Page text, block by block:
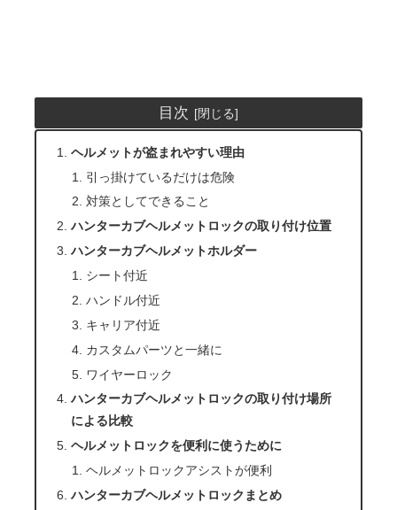
目次
ヘルメットが盗まれやすい理由
引っ掛けているだけは危険
対策としてできること
ハンターカブヘルメットロックの取り付け位置
ハンターカブヘルメットホルダー
シート付近
ハンドル付近
キャリア付近
カスタムパーツと一緒に
ワイヤーロック
ハンターカブヘルメットロックの取り付け場所
による比較
ヘルメットロックを便利に使うために
ヘルメットロックアシストが便利
ハンターカブヘルメットロックまとめ